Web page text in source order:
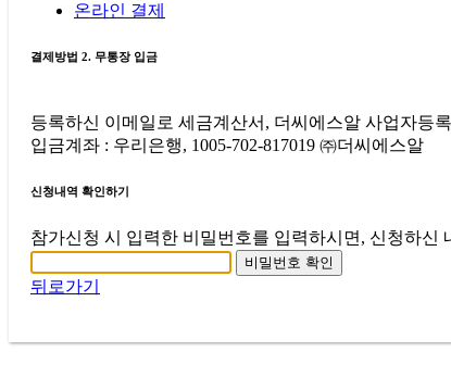
온라인 결제
결제방법 2. 무통장 입금
등록하신 이메일로 세금계산서, 더씨에스알 사업자등
입금계좌 : 우리은행, 1005-702-817019 ㈜더씨에스알
신청내역 확인하기
참가신청 시 입력한 비밀번호를 입력하시면, 신청하신
비밀번호 확인
뒤로가기